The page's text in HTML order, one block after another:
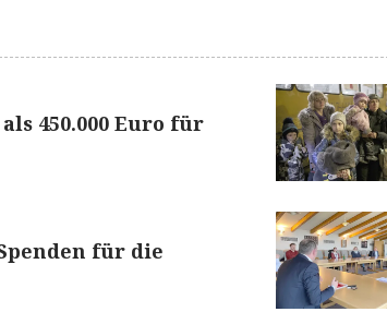
450.000 Euro für
für die